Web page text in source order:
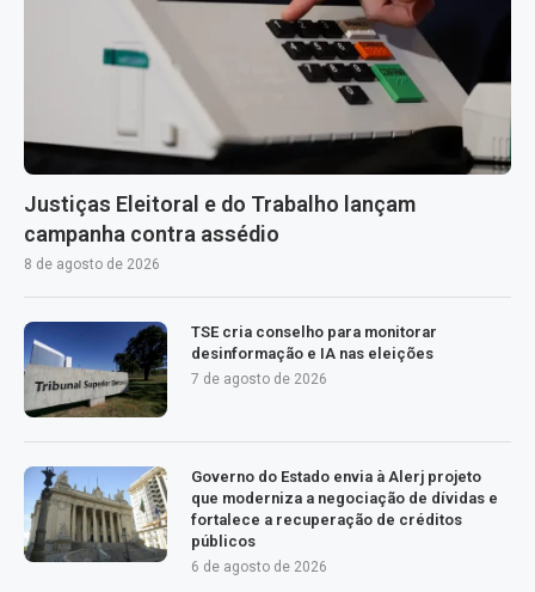
Justiças Eleitoral e do Trabalho lançam
campanha contra assédio
8 de agosto de 2026
TSE cria conselho para monitorar
desinformação e IA nas eleições
7 de agosto de 2026
Governo do Estado envia à Alerj projeto
que moderniza a negociação de dívidas e
fortalece a recuperação de créditos
públicos
6 de agosto de 2026